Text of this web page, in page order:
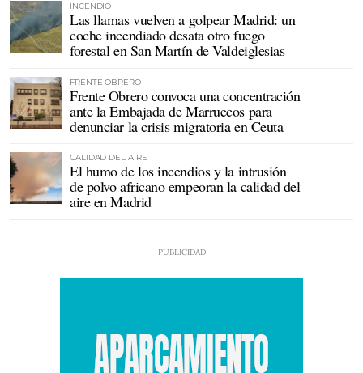
INCENDIO
Las llamas vuelven a golpear Madrid: un
coche incendiado desata otro fuego
forestal en San Martín de Valdeiglesias
FRENTE OBRERO
Frente Obrero convoca una concentración
ante la Embajada de Marruecos para
denunciar la crisis migratoria en Ceuta
CALIDAD DEL AIRE
El humo de los incendios y la intrusión
de polvo africano empeoran la calidad del
aire en Madrid